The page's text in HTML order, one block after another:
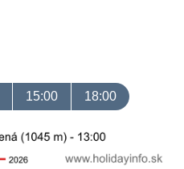
15:00 18:00